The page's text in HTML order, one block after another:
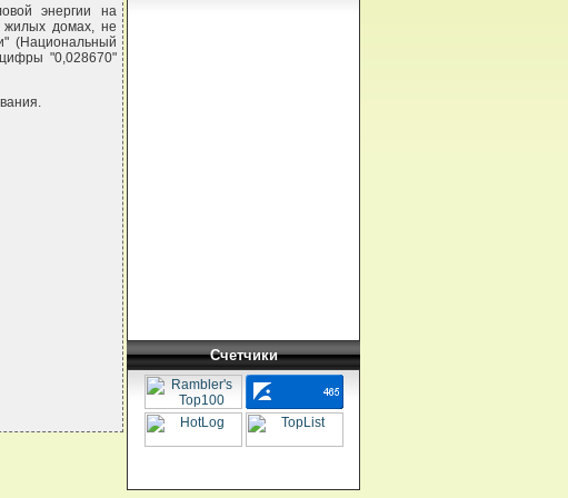
энергии на
домах, не
(Национальный
"0,028670"
Счетчики